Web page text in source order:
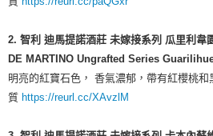
2. 智利 迪馬提諾酒莊 未嫁接系列 瓜里利韋
DE MARTINO Ungrafted Series
明亮的紅寶石色， 香氣濃郁，帶有紅櫻桃
質 https://reurl.cc/XAvzlM